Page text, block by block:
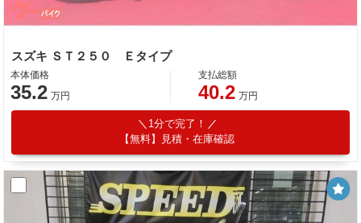
スズキ ＳＴ２５０ Ｅタイプ
本体価格
35.2 万円
支払総額
40.2 万円
1分で完了！
【無料】見積・在庫確認